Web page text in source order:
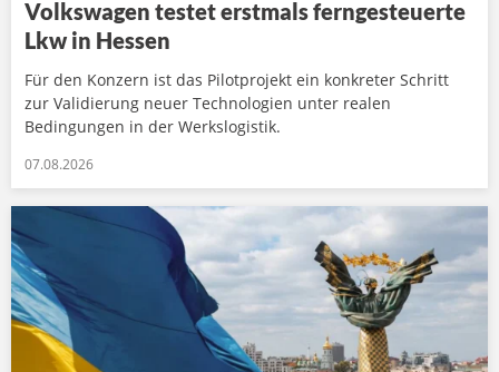
Volkswagen testet erstmals ferngesteuerte
Lkw in Hessen
Für den Konzern ist das Pilotprojekt ein konkreter Schritt
zur Validierung neuer Technologien unter realen
Bedingungen in der Werkslogistik.
07.08.2026